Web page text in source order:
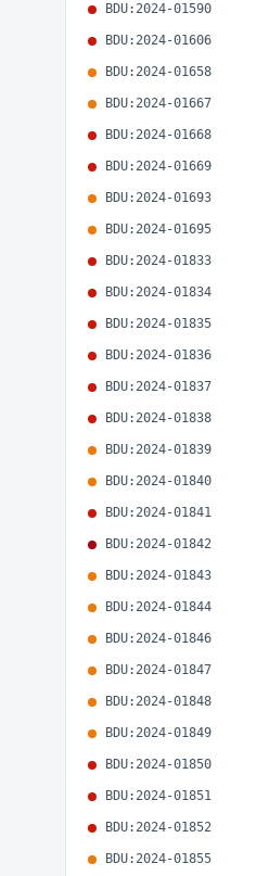
BDU:2024-01590
BDU:2024-01606
BDU:2024-01658
BDU:2024-01667
BDU:2024-01668
BDU:2024-01669
BDU:2024-01693
BDU:2024-01695
BDU:2024-01833
BDU:2024-01834
BDU:2024-01835
BDU:2024-01836
BDU:2024-01837
BDU:2024-01838
BDU:2024-01839
BDU:2024-01840
BDU:2024-01841
BDU:2024-01842
BDU:2024-01843
BDU:2024-01844
BDU:2024-01846
BDU:2024-01847
BDU:2024-01848
BDU:2024-01849
BDU:2024-01850
BDU:2024-01851
BDU:2024-01852
BDU:2024-01855